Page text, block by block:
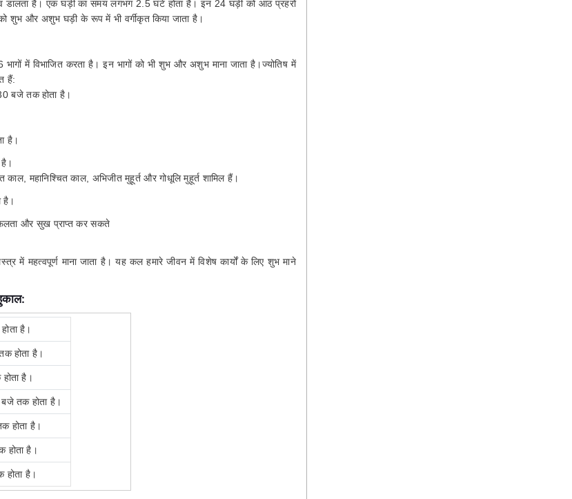
डालता है। एक घड़ी का समय लगभग 2.5 घंटे होता है। इन 24 घड़ी को आठ प्रहरों
शुभ और अशुभ घड़ी के रूप में भी वर्गीकृत किया जाता है।
में विभाजित करता है। इन भागों को भी शुभ और अशुभ माना जाता है।ज्योतिष में
हैं:
बजे तक होता है।
है।
महानिश्चित काल, अभिजीत मुहूर्त और गोधूलि मुहूर्त शामिल हैं।
है।
और सुख प्राप्त कर सकते
महत्वपूर्ण माना जाता है। यह कल हमारे जीवन में विशेष कार्यों के लिए शुभ माने
है।
होता है।
है।
तक होता है।
होता है।
है।
है।